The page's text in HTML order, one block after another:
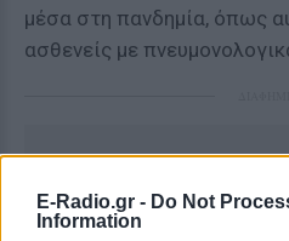
E-Radio.gr - Do Not
Information
μέσα στη πανδημία, όπως
ασθενείς με